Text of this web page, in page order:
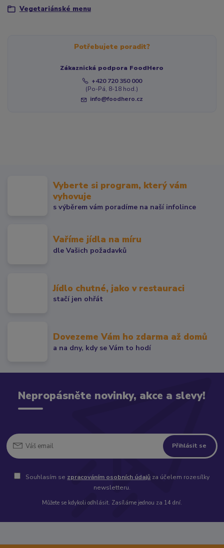
Vegetariánské menu
Potřebujete poradit?
Zákaznická podpora FoodHero
+420 720 350 000
(Po-Pá, 8-18 hod.)
info@foodhero.cz
Vyberte si program, který vám
vyhovuje
s výběrem vám poradíme na naší infolince
Vaříme jídla na míru
dle Vašich požadavků
Jídlo chutné, jako v restauraci
stačí jen ohřát
Dovezeme Vám ho zdarma až domů
a na dny, kdy se Vám to hodí
Nepropásněte novinky, akce a slevy!
Přihlásit se
Souhlasím se zpracováním osobních údajů za účelem rozesílky
newsletteru.
Můžete se kdykoli odhlásit. Zasíláme jednou za 14 dní.